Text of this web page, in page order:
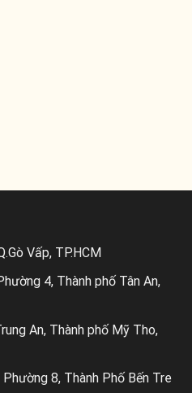
Vấp, TP.HCM
4, Thành phố Tân An,
An, Thành phố Mỹ Tho,
Phường 8, Thành Phố Bến Tre